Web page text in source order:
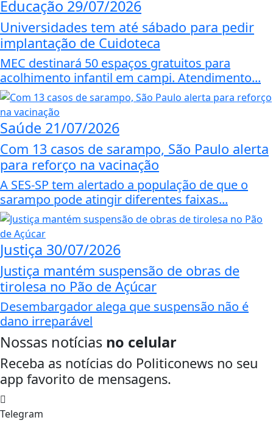
Educação 29/07/2026
Universidades tem até sábado para pedir
implantação de Cuidoteca
MEC destinará 50 espaços gratuitos para
acolhimento infantil em campi. Atendimento...
Saúde 21/07/2026
Com 13 casos de sarampo, São Paulo alerta
para reforço na vacinação
A SES-SP tem alertado a população de que o
sarampo pode atingir diferentes faixas...
Justiça 30/07/2026
Justiça mantém suspensão de obras de
tirolesa no Pão de Açúcar
Desembargador alega que suspensão não é
dano irreparável
Nossas notícias no celular
Receba as notícias do Politiconews no seu
app favorito de mensagens.
Telegram